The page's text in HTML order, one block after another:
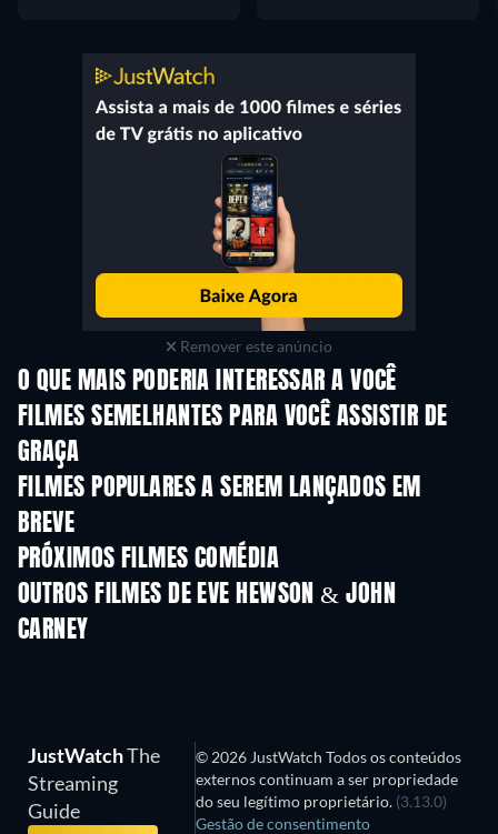
Remover este anúncio
O QUE MAIS PODERIA INTERESSAR A VOCÊ
FILMES SEMELHANTES PARA VOCÊ ASSISTIR DE
GRAÇA
FILMES POPULARES A SEREM LANÇADOS EM
BREVE
PRÓXIMOS FILMES COMÉDIA
OUTROS FILMES DE EVE HEWSON & JOHN
CARNEY
JustWatchThe
Streaming
Guide
© 2026 JustWatch Todos os conteúdos
externos continuam a ser propriedade
do seu legítimo proprietário. (3.13.0)
Gestão de consentimento